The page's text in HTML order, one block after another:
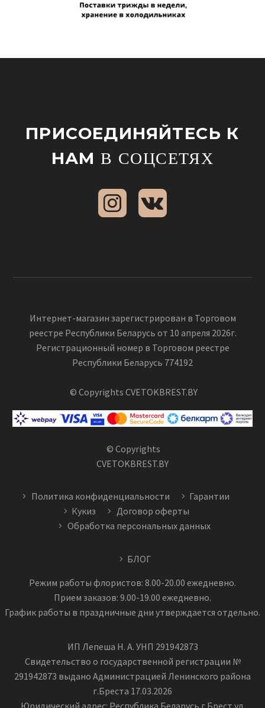
ПРИСОЕДИНЯЙТЕСЬ К
НАМ В СОЦСЕТЯХ
Интернет-магазин зарегистрирован в Торговом
реестре Республики Беларусь от 10 апреля 2026г.
Регистрационный номер в Торговом реестре
Республики Беларусь 774192
© Copyrights CVETOKBREST.BY
© Copyrights
CVETOKBREST.BY
Политика конфиденциальности
Гарантии
Кукиз
Договор оферты
Обработка персональных данных
БЛОГ
Режим работы флористов: 8.00-20.00 ежедневно.
Прием заказов: 9.00-19.00 ежедневно.
График работы в праздничные дни утверждается отдельно.
ИП Лепеша Н. А. УНП 291942873
Свидетельство о государственной регистрации №
291942873 выдано Администрацией Ленинского района
г.Бреста 17.03.2026
Юридический адрес: Республика Беларусь г.Брест ул.